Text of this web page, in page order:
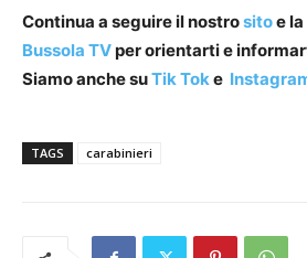
Continua a seguire il nostrositoe
Bussola TVper orientarti e
Siamo anche suTik Toke
TAGS carabinieri